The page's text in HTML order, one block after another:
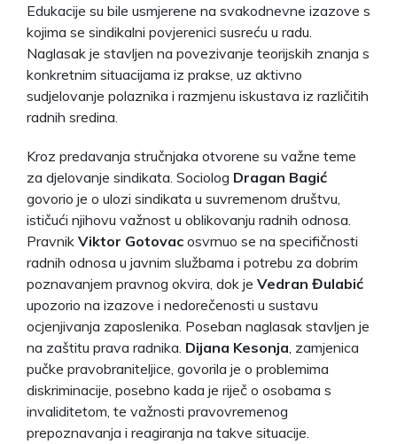
Edukacije su bile usmjerene na svakodnevne izazove s
kojima se sindikalni povjerenici susreću u radu.
Naglasak je stavljen na povezivanje teorijskih znanja s
konkretnim situacijama iz prakse, uz aktivno
sudjelovanje polaznika i razmjenu iskustava iz različitih
radnih sredina.
Kroz predavanja stručnjaka otvorene su važne teme
za djelovanje sindikata. Sociolog Dragan Bagić
govorio je o ulozi sindikata u suvremenom društvu,
ističući njihovu važnost u oblikovanju radnih odnosa.
Pravnik Viktor Gotovac osvrnuo se na specifičnosti
radnih odnosa u javnim službama i potrebu za dobrim
poznavanjem pravnog okvira, dok je Vedran Đulabić
upozorio na izazove i nedorečenosti u sustavu
ocjenjivanja zaposlenika. Poseban naglasak stavljen je
na zaštitu prava radnika. Dijana Kesonja , zamjenica
pučke pravobraniteljice, govorila je o problemima
diskriminacije, posebno kada je riječ o osobama s
invaliditetom, te važnosti pravovremenog
prepoznavanja i reagiranja na takve situacije.